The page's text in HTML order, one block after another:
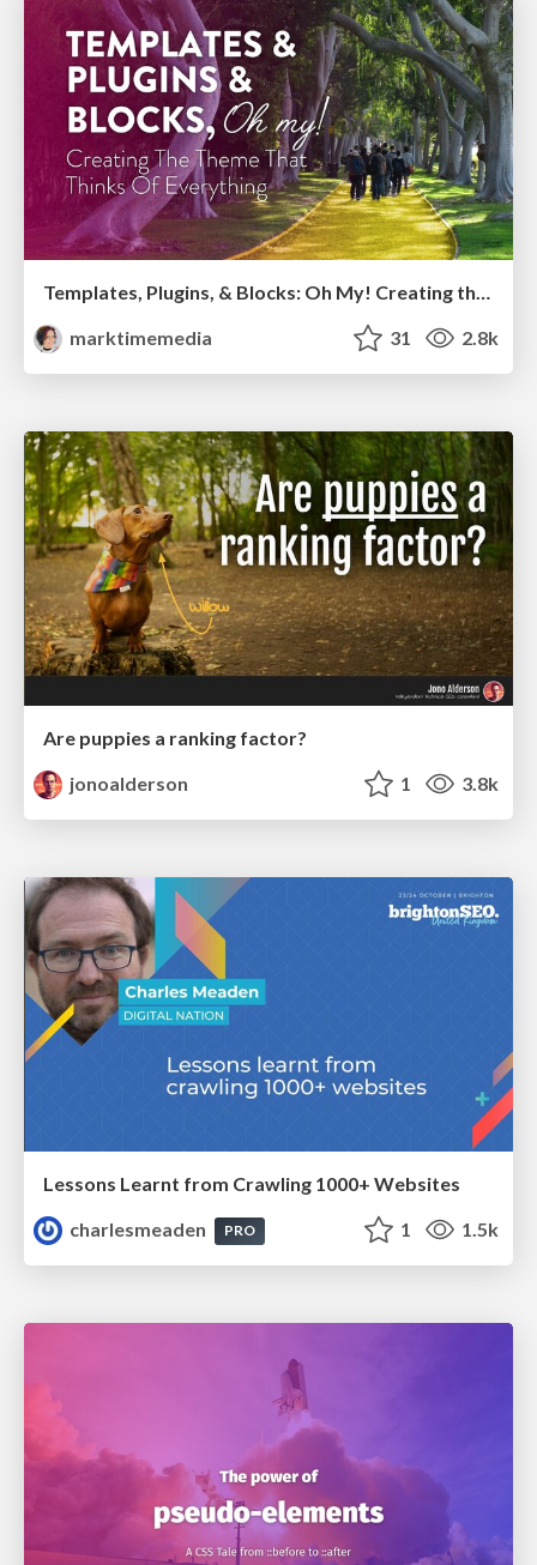
marktimemedia
31 2.8k
Are puppies a ranking factor?
jonoalderson
1 3.8k
Lessons Learnt from Crawling 1000+ Websites
charlesmeaden
PRO 1 1.5k